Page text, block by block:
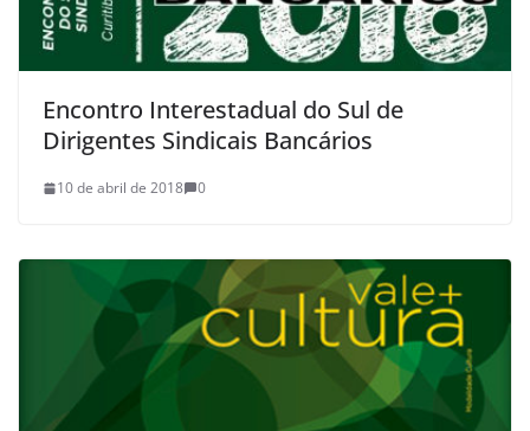
Encontro Interestadual do Sul de
Dirigentes Sindicais Bancários
10 de abril de 2018 0